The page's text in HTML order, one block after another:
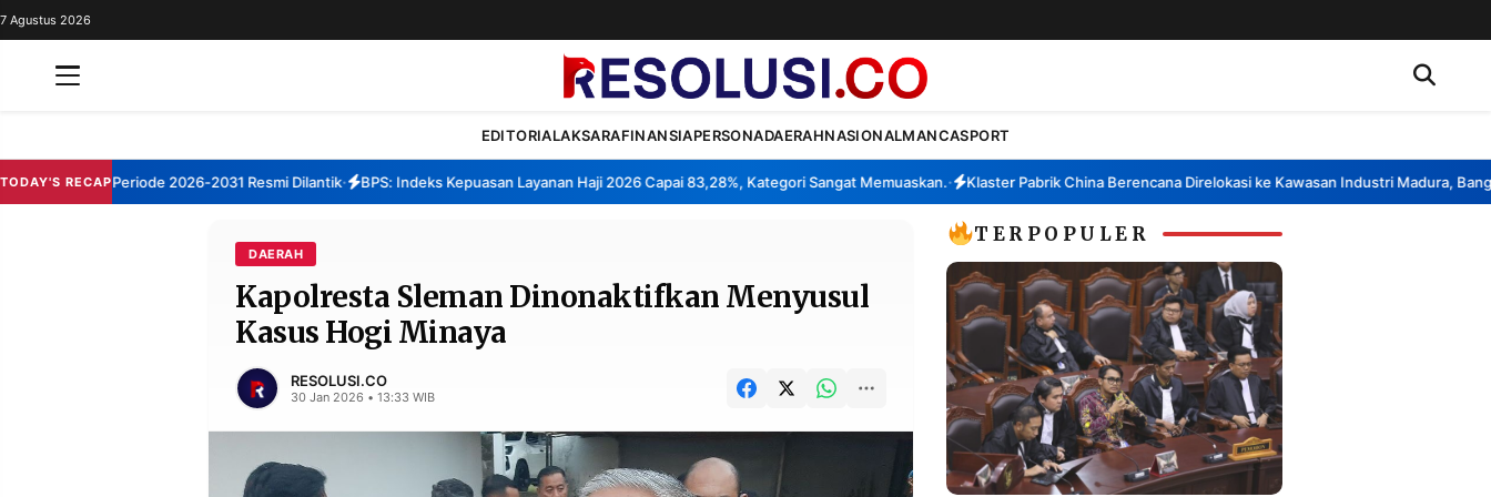
REDAKSI
7 Agustus 2026
EDITORIALAKSARAFINANSIAPERSONADAERAHNASIONALMANCASPORT
TODAY'S RECAP
Sumenep Periode 2026-2031 Resmi Dilantik• BPS: Indeks Kepuasan Layanan Haji 2026 Capai 83,28%, Kategori Sangat Memuaskan.• Klaster Pabrik China Berencana Direlokasi ke Kawasan Industri Madura,
DAERAH
Kapolresta Sleman Dinonaktifkan Menyusul
Kasus Hogi Minaya
RESOLUSI.CO
30 Jan 2026 • 13:33 WIB
TERPOPULER